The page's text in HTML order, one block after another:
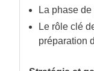
La phase
Le rôle clé
préparation